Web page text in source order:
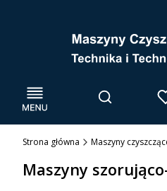
Menu Otwórz
Szukaj
Strona główna Maszyny
Maszyny